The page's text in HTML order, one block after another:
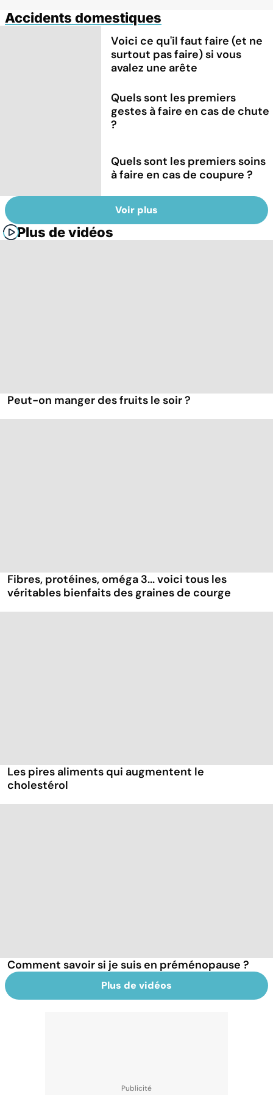
Accidents domestiques
Voici ce qu'il faut faire (et ne
surtout pas faire) si vous
avalez une arête
Quels sont les premiers
gestes à faire en cas de chute
?
Quels sont les premiers soins
à faire en cas de coupure ?
Voir plus
Plus de vidéos
Peut-on manger des fruits le soir ?
Fibres, protéines, oméga 3... voici tous les
véritables bienfaits des graines de courge
Les pires aliments qui augmentent le
cholestérol
Comment savoir si je suis en préménopause ?
Plus de vidéos